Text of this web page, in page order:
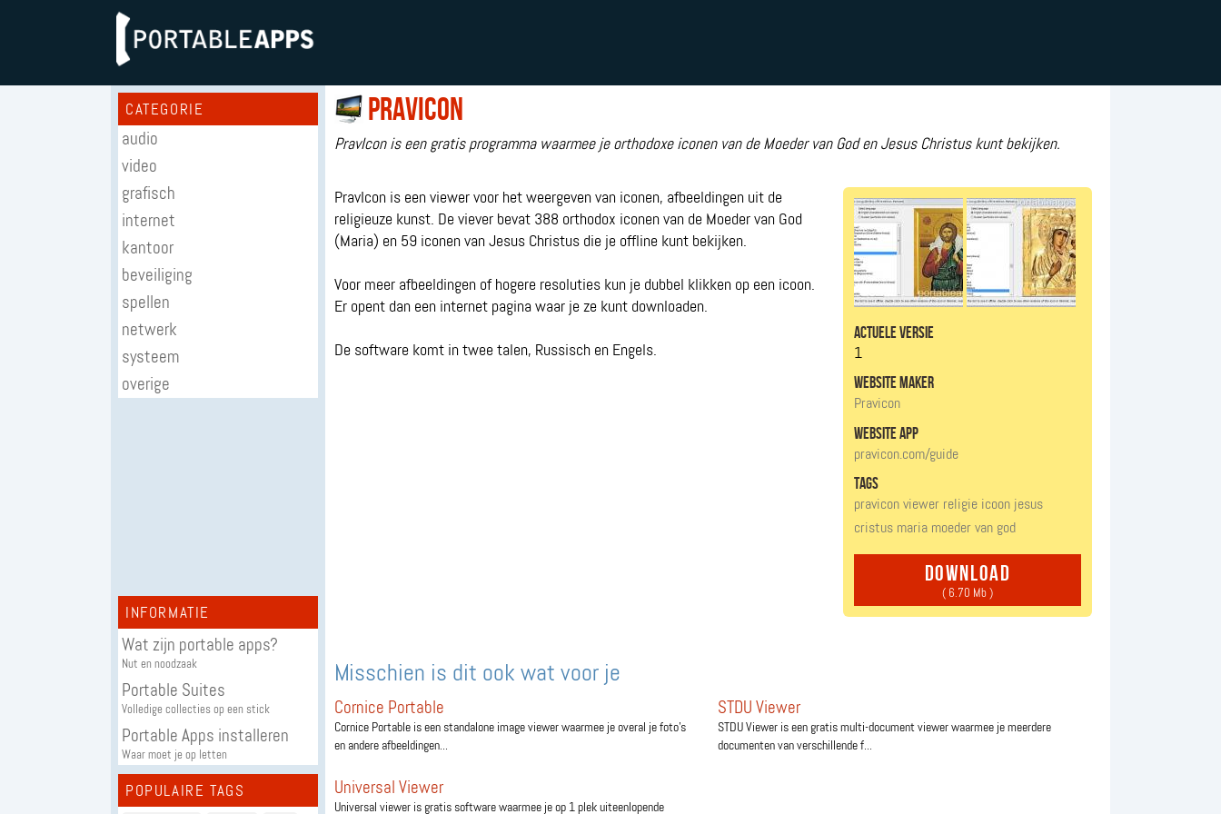
CATEGORIE
audio
video
grafisch
internet
kantoor
beveiliging
spellen
netwerk
systeem
overige
INFORMATIE
Wat zijn portable apps?
Nut en noodzaak
Portable Suites
Volledige collecties op een stick
Portable Apps installeren
Waar moet je op letten
POPULAIRE TAGS
Pravicon
PravIcon is een gratis programma waarmee je orthodoxe iconen van de Moeder van God en Jesus Christus kunt bekijken.
PravIcon is een viewer voor het weergeven van iconen, afbeeldingen uit de
religieuze kunst. De viever bevat 388 orthodox iconen van de Moeder van God
(Maria) en 59 iconen van Jesus Christus die je offline kunt bekijken.
Voor meer afbeeldingen of hogere resoluties kun je dubbel klikken op een icoon.
Er opent dan een internet pagina waar je ze kunt downloaden.
De software komt in twee talen, Russisch en Engels.
actuele versie
1
website maker
Pravicon
website app
pravicon.com/guide
tags
praviconviewer religie icoon jesus
cristus maria moeder van god
download
( 6.70 Mb )
Misschien is dit ook wat voor je
Cornice Portable
Cornice Portable is een standalone image viewer waarmee je overal je foto's
en andere afbeeldingen...
STDU Viewer
STDU Viewer is een gratis multi-document viewer waarmee je meerdere
documenten van verschillende f...
Universal Viewer
Universal viewer is gratis software waarmee je op 1 plek uiteenlopende